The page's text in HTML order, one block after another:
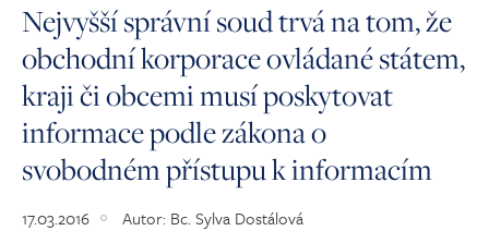
Nejvyšší správní soud trvá na tom, že
obchodní korporace ovládané státem,
kraji či obcemi musí poskytovat
informace podle zákona o
svobodném přístupu k informacím
17.03.2016 Autor: Bc. Sylva Dostálová